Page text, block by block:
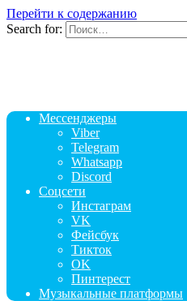
Перейти к содержанию
Search for:
Мессенджеры
Viber
Telegram
Whatsapp
Discord
Соцсети
Инстаграм
VK
Фейсбук
Тикток
OK
Пинтерест
Музыкальные платформы